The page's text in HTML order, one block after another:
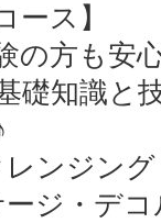
ース】
の方も安
礎知識と
ンジン
ジ・デ